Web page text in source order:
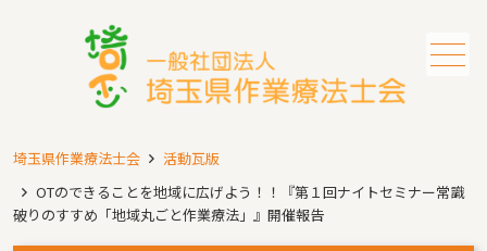
埼玉県作業療法士会
活動瓦版
OTのできることを地域に広げよう！！『第１回ナイトセミナー常識
破りのすすめ「地域丸ごと作業療法」』開催報告